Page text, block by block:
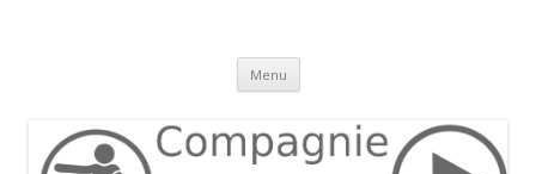
Menu Aller
contenu